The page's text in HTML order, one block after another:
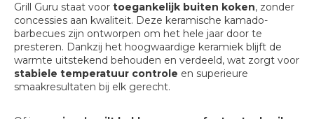
Grill Guru staat voor toegankelijk buiten koken, zonder
concessies aan kwaliteit. Deze keramische kamado-
barbecues zijn ontworpen om het hele jaar door te
presteren. Dankzij het hoogwaardige keramiek blijft de
warmte uitstekend behouden en verdeeld, wat zorgt voor
stabiele temperatuur controle en superieure
smaakresultaten bij elk gerecht.